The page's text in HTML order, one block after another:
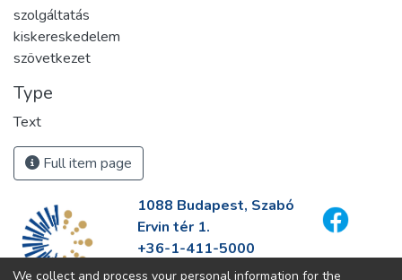
szolgáltatás
kiskereskedelem
szövetkezet
Type
Text
Full item page
1088 Budapest, Szabó
Ervin tér 1.
+36-1-411-5000
info@fszek.hu
We collect and process your personal information for the